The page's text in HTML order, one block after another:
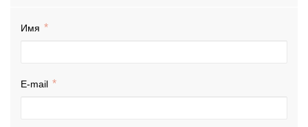
Имя
E-mail